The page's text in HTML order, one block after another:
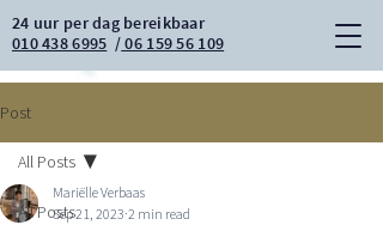
010 438 6995 /06 159 56 109
24 uur per dag bereikbaar
Post
All Posts
All Posts
Mariëlle Verbaas
Sep 21, 2023 2 min read